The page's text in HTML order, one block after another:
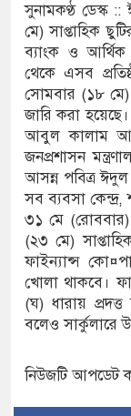
ঘণ্টা লোডশেডিং, ক্ষুব্ধ
দুর্ঘটনায় আহতদের
দিবস পালিত
যেন ময়লার ভাগাড়
অব্যাহত : অস্তিত্ব
নিয়ে চলাচল
অভাবে অনিশ্চয়তায়
সম্মেলন রফিকুল
সুনামকণ্ঠ ডেস্ক
মে) সাপ্তাহিক
ব্যাংক ও
থেকে এসব
সোমবার (১৮ মে)
জারি করা
আবুল কালাম
জনপ্রশাসন
আসন্ন পবিত্র
সব ব্যবসা
৩১ মে (রোববার)
(২৩ মে)
ফাইন্যান্স
খোলা থাকবে।
(ঘ) ধারায়
বলেও সার্কুলারে
নিউজটি আপডেট